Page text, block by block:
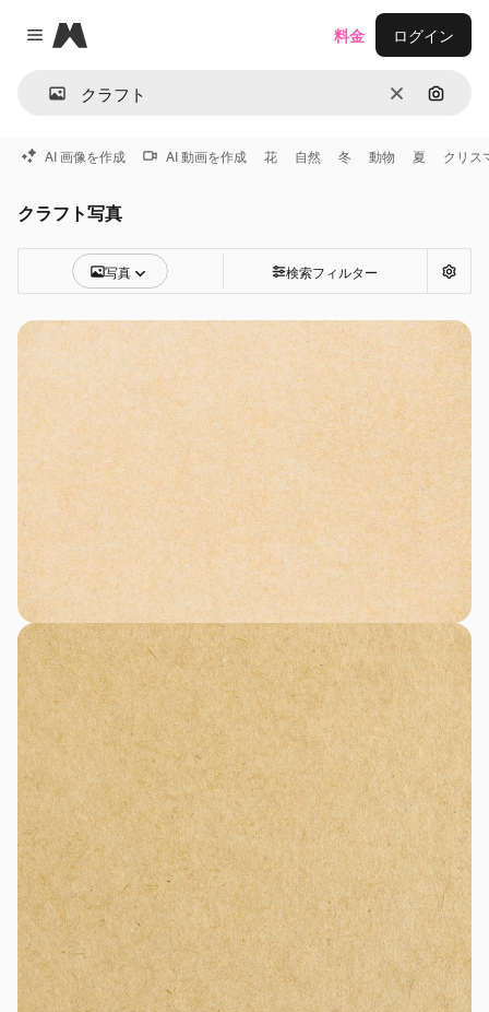
Close menu
Magnific
消去 画像で
料金 ログイン
AI 画像を作成 AI 動画を作成 花 自然 冬 動物 夏 クリス
クラフト写真
写真 検索フィルター